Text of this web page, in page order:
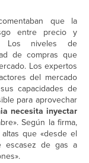
que la
entre precio y
Los niveles de
de compras que
Los expertos
del mercado
capacidades de
para aprovechar
necesita inyectar
Según la firma,
que «desde el
escasez de gas a